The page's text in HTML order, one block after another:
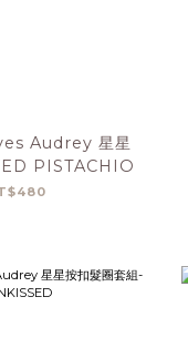
Audrey 星星
PISTACHIO